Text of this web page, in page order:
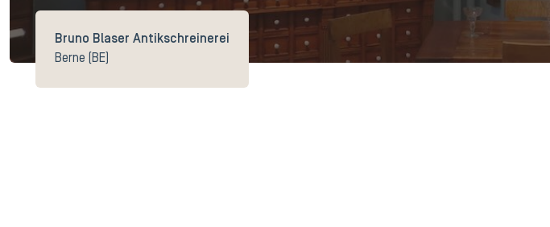
Bruno Blaser Antikschreinerei
Berne (BE)